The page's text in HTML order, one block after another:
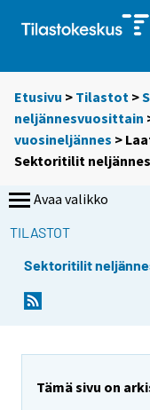
Etusivu > Tilastot >
neljännesvuosittain
vuosineljännes >
Sektoritilit
Avaa valikko
TILASTOT
Sektoritilit
Tämä sivu on